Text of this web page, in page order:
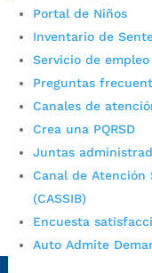
Portal de Niños
Inventario de
Servicio de empleo
Preguntas
Canales de
Crea una PQRSD
Juntas
Canal de Atención
(CASSIB)
Encuesta
Auto Admite
Alcaldía de Bucaramanga
@AlcaldíaBGA
Alcaldía de
PrensaBucaramanga